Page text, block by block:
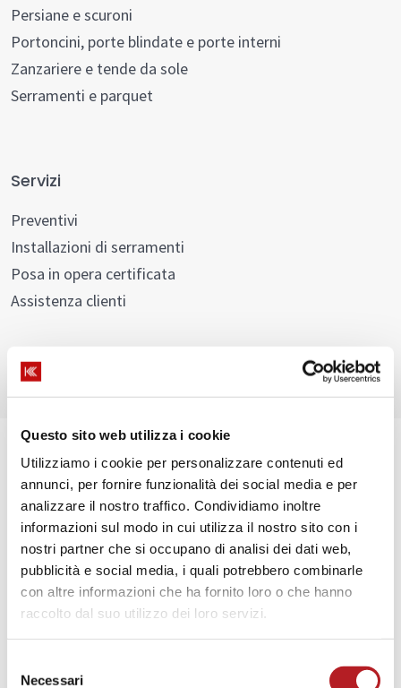
Questo sito web utilizza i cookie
Utilizziamo i cookie per personalizzare contenuti ed
annunci, per fornire funzionalità dei social media e per
analizzare il nostro traffico. Condividiamo inoltre
informazioni sul modo in cui utilizza il nostro sito con i
nostri partner che si occupano di analisi dei dati web,
pubblicità e social media, i quali potrebbero combinarle
con altre informazioni che ha fornito loro o che hanno
raccolto dal suo utilizzo dei loro servizi.
delNecessari
Persiane e scuroni
Portoncini, porte blindate e porte interni
Zanzariere e tende da sole
Serramenti e parquet
Servizi
Preventivi
Installazioni di serramenti
Posa in opera certificata
Assistenza clienti
Emme Erre rifiniture d’interni snc di Zanaboni
Marcello e c
Via Volpiano, 30C - 10040 Leini (TO)